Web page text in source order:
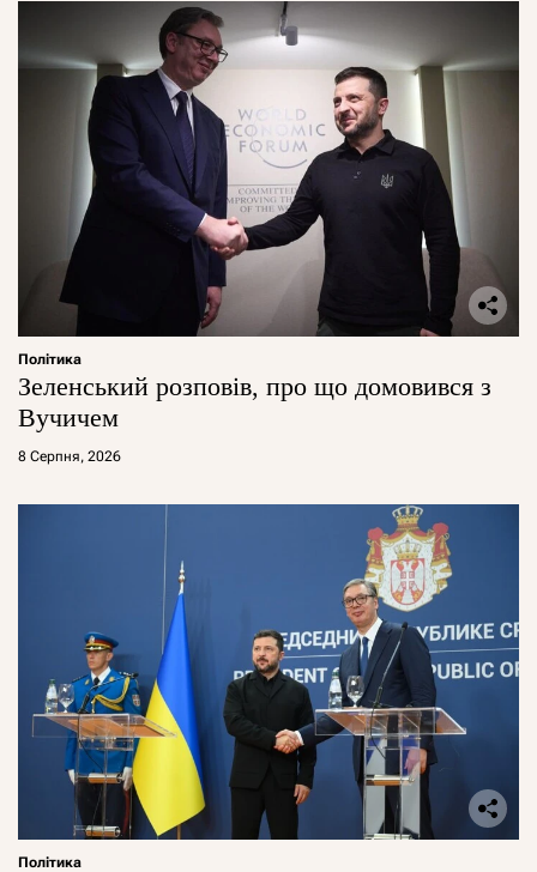
Політика
Зеленський розповів, про що домовився з
Вучичем
8 Серпня, 2026
Політика